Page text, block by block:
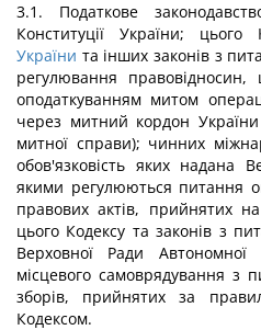
3.1. Податкове
Конституції України; цього
України та інших законів з
регулювання
оподаткуванням митом
через митний кордон
митної справи); чинних
обов'язковість яких надана
якими регулюються питання
правових актів, прийнятих
цього Кодексу та законів з
Верховної Ради Автономної
місцевого самоврядування з
зборів, прийнятих за
Кодексом.